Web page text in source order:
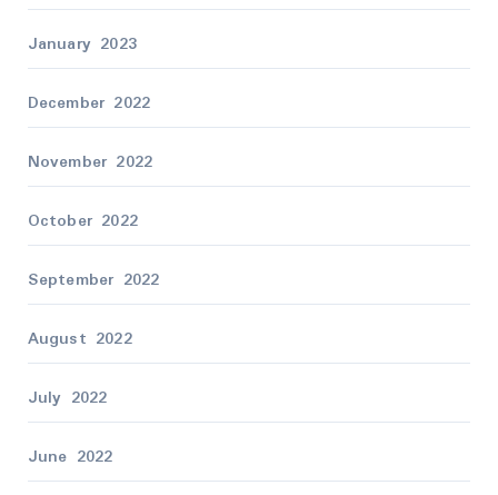
January 2023
December 2022
November 2022
October 2022
September 2022
August 2022
July 2022
June 2022